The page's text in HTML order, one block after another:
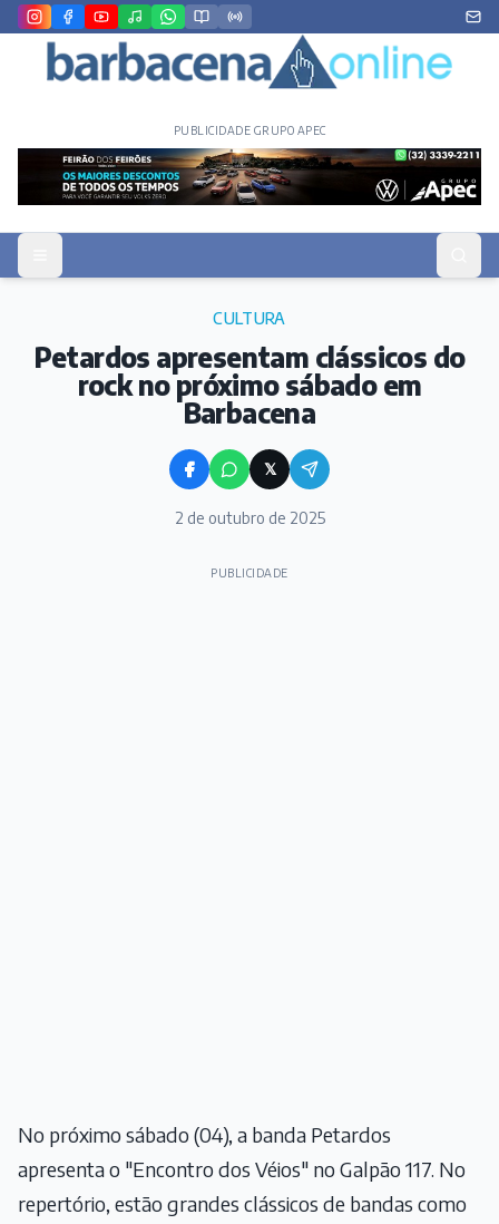
PUBLICIDADE GRUPO APEC
CULTURA
Petardos apresentam clássicos do
rock no próximo sábado em
Barbacena
𝕏
2 de outubro de 2025
PUBLICIDADE
No próximo sábado (04), a banda Petardos
apresenta o "Encontro dos Véios" no Galpão 117. No
repertório, estão grandes clássicos de bandas como